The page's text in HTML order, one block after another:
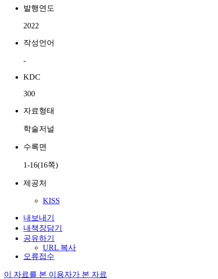
발행연도
2022
작성언어
-
KDC
300
자료형태
학술저널
수록면
1-16(16쪽)
제공처
KISS
내보내기
내책장담기
공유하기
URL 복사
오류접수
이 자료를 본 이용자가 본 자료